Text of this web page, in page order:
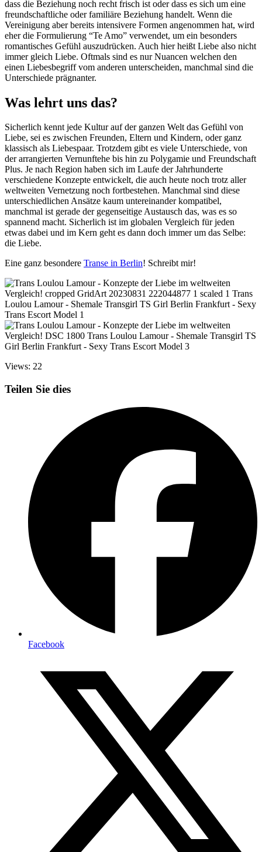
dass die Beziehung noch recht frisch ist oder dass es sich um eine
freundschaftliche oder familiäre Beziehung handelt. Wenn die
Vereinigung aber bereits intensivere Formen angenommen hat, wird
eher die Formulierung “Te Amo” verwendet, um ein besonders
romantisches Gefühl auszudrücken. Auch hier heißt Liebe also nicht
immer gleich Liebe. Oftmals sind es nur Nuancen welchen den
einen Liebesbegriff vom anderen unterscheiden, manchmal sind die
Unterschiede prägnanter.
Was lehrt uns das?
Sicherlich kennt jede Kultur auf der ganzen Welt das Gefühl von
Liebe, sei es zwischen Freunden, Eltern und Kindern, oder ganz
klassisch als Liebespaar. Trotzdem gibt es viele Unterschiede, von
der arrangierten Vernunftehe bis hin zu Polygamie und Freundschaft
Plus. Je nach Region haben sich im Laufe der Jahrhunderte
verschiedene Konzepte entwickelt, die auch heute noch trotz aller
weltweiten Vernetzung noch fortbestehen. Manchmal sind diese
unterschiedlichen Ansätze kaum untereinander kompatibel,
manchmal ist gerade der gegenseitige Austausch das, was es so
spannend macht. Sicherlich ist im globalen Vergleich für jeden
etwas dabei und im Kern geht es dann doch immer um das Selbe:
die Liebe.
Eine ganz besondere Transe in Berlin! Schreibt mir!
Views: 22
Teilen Sie dies
Facebook